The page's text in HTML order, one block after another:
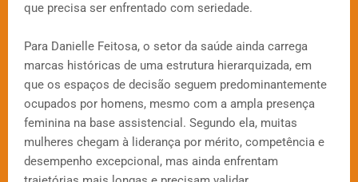
que precisa ser enfrentado com seriedade.
Para Danielle Feitosa, o setor da saúde ainda carrega
marcas históricas de uma estrutura hierarquizada, em
que os espaços de decisão seguem predominantemente
ocupados por homens, mesmo com a ampla presença
feminina na base assistencial. Segundo ela, muitas
mulheres chegam à liderança por mérito, competência e
desempenho excepcional, mas ainda enfrentam